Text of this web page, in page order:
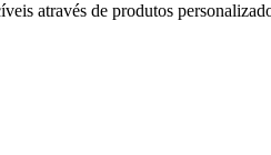
através de produtos